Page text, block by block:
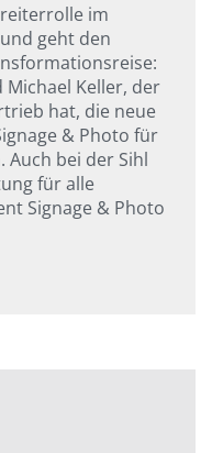
im
geht den
Michael Keller, der
hat, die neue
& Photo für
Auch bei der Sihl
für alle
Signage & Photo